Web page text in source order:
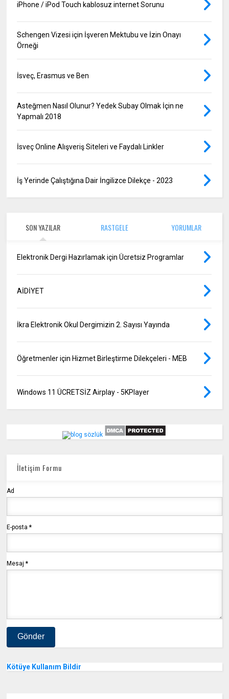
iPhone / iPod Touch kablosuz internet Sorunu
Schengen Vizesi için İşveren Mektubu ve İzin Onayı
Örneği
İsveç, Erasmus ve Ben
Asteğmen Nasıl Olunur? Yedek Subay Olmak İçin ne
Yapmalı 2018
İsveç Online Alışveriş Siteleri ve Faydalı Linkler
İş Yerinde Çalıştığına Dair İngilizce Dilekçe - 2023
SON YAZILAR RASTGELE YORUMLAR
Elektronik Dergi Hazırlamak için Ücretsiz Programlar
AİDİYET
İkra Elektronik Okul Dergimizin 2. Sayısı Yayında
Öğretmenler için Hizmet Birleştirme Dilekçeleri - MEB
Windows 11 ÜCRETSİZ Airplay - 5KPlayer
İletişim Formu
Ad
E-posta*
Mesaj*
Kötüye Kullanım Bildir